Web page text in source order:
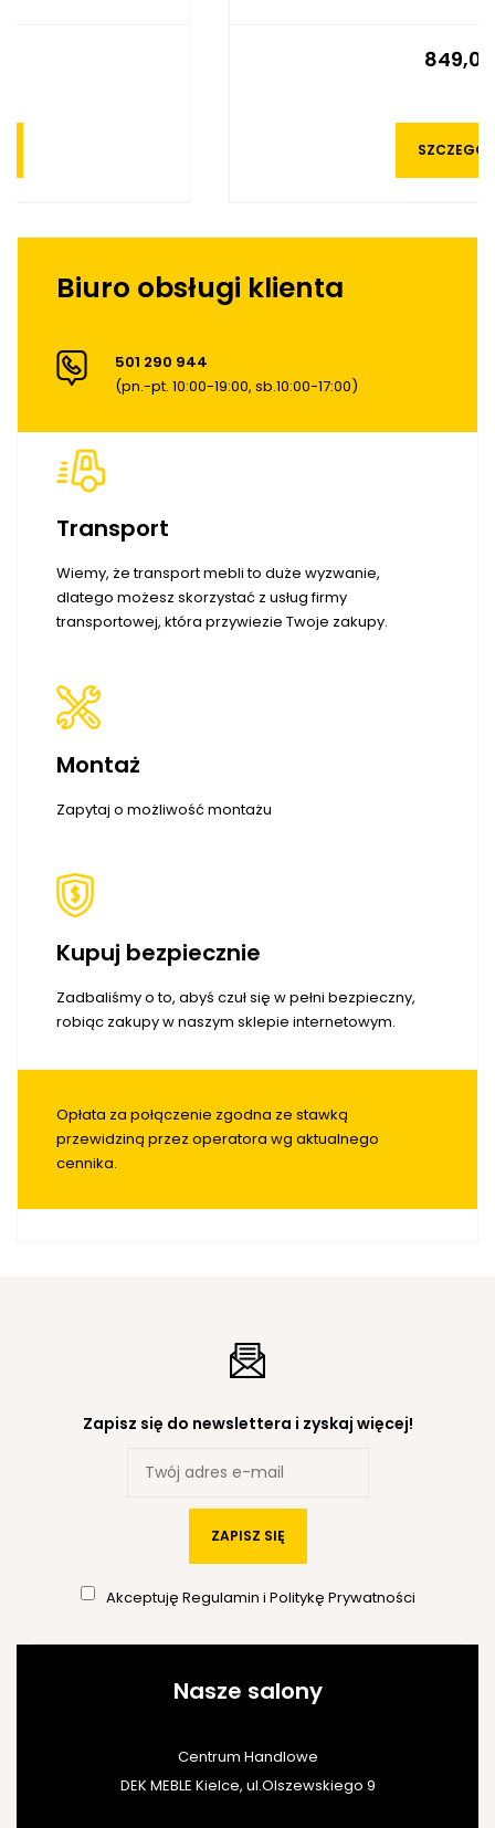
Biuro obsługi klienta
501 290 944
(pn.-pt. 10:00-19:00, sb.10:00-17:00)
Transport
Wiemy, że transport mebli to duże wyzwanie,
dlatego możesz skorzystać z usług firmy
transportowej, która przywiezie Twoje zakupy.
Montaż
Zapytaj o możliwość montażu
Kupuj bezpiecznie
Zadbaliśmy o to, abyś czuł się w pełni bezpieczny,
robiąc zakupy w naszym sklepie internetowym.
Opłata za połączenie zgodna ze stawką
przewidziną przez operatora wg aktualnego
cennika.
Zapisz się do newslettera i zyskaj więcej!
ZAPISZ SIĘ
Akceptuję Regulamin i Politykę Prywatności
Nasze salony
Centrum Handlowe
DEK MEBLE Kielce, ul.Olszewskiego 9